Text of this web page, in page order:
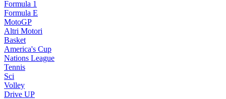
Formula 1
Formula E
MotoGP
Altri Motori
Basket
America's Cup
Nations League
Tennis
Sci
Volley
Drive UP